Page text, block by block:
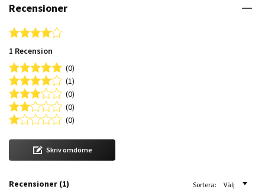
Recensioner
4.0 star rating
1 Recension
(0)
(1)
(0)
(0)
(0)
Skriv omdöme
Recensioner (1) Sortera: Välj